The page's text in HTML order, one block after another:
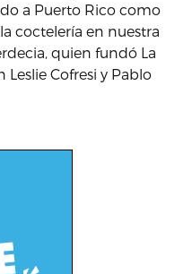
a Puerto Rico como
coctelería en nuestra
quien fundó La
Cofresi y Pablo